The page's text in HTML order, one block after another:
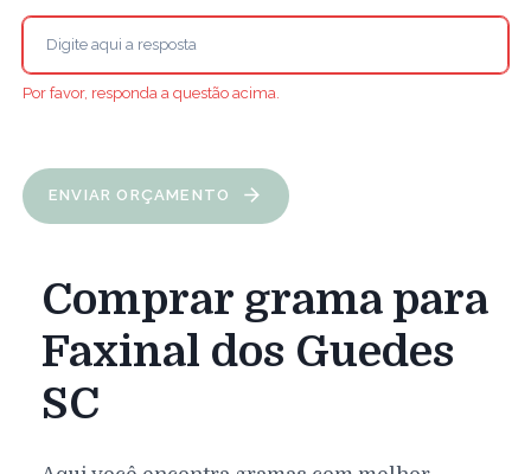
Por favor, responda a questão acima.
ENVIAR ORÇAMENTO
Comprar grama para
Faxinal dos Guedes
SC